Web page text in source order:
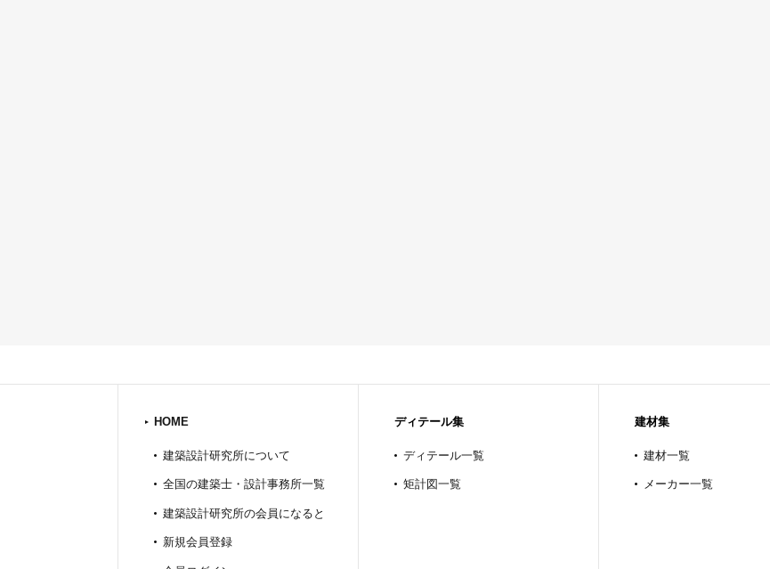
HOME
建築設計研究所について
全国の建築士・設計事務所一覧
建築設計研究所の会員になると
新規会員登録
ディテール集
ディテール一覧
矩計図一覧
建材集
建材一覧
メーカー一覧